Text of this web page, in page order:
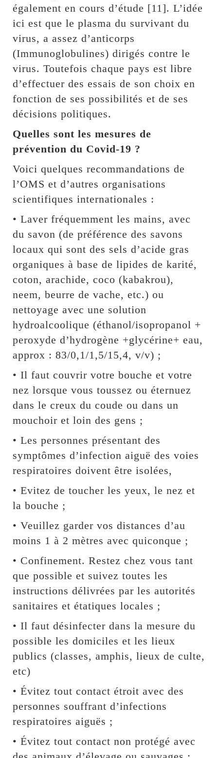
également en cours d’étude [11]. L’idée
ici est que le plasma du survivant du
virus, a assez d’anticorps
(Immunoglobulines) dirigés contre le
virus. Toutefois chaque pays est libre
d’effectuer des essais de son choix en
fonction de ses possibilités et de ses
décisions politiques.
Quelles sont les mesures de
prévention du Covid-19 ?
Voici quelques recommandations de
l’OMS et d’autres organisations
scientifiques internationales :
• Laver fréquemment les mains, avec
du savon (de préférence des savons
locaux qui sont des sels d’acide gras
organiques à base de lipides de karité,
coton, arachide, coco (kabakrou),
neem, beurre de vache, etc.) ou
nettoyage avec une solution
hydroalcoolique (éthanol/isopropanol +
peroxyde d’hydrogène +glycérine+ eau,
approx : 83/0,1/1,5/15,4, v/v) ;
• Il faut couvrir votre bouche et votre
nez lorsque vous toussez ou éternuez
dans le creux du coude ou dans un
mouchoir et loin des gens ;
• Les personnes présentant des
symptômes d’infection aiguë des voies
respiratoires doivent être isolées,
• Evitez de toucher les yeux, le nez et
la bouche ;
• Veuillez garder vos distances d’au
moins 1 à 2 mètres avec quiconque ;
• Confinement. Restez chez vous tant
que possible et suivez toutes les
instructions délivrées par les autorités
sanitaires et étatiques locales ;
• Il faut désinfecter dans la mesure du
possible les domiciles et les lieux
publics (classes, amphis, lieux de culte,
etc)
• Évitez tout contact étroit avec des
personnes souffrant d’infections
respiratoires aiguës ;
• Évitez tout contact non protégé avec